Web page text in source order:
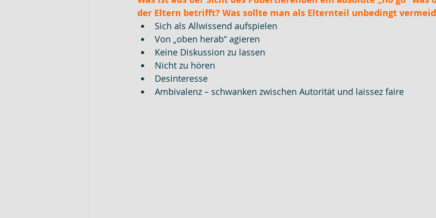
der Eltern betrifft? Was sollte man als Elternteil unbedingt
Sich als Allwissend aufspielen
Von „oben herab“ agieren
Keine Diskussion zu lassen
Nicht zu hören
Desinteresse
Ambivalenz – schwanken zwischen Autorität und laissez faire